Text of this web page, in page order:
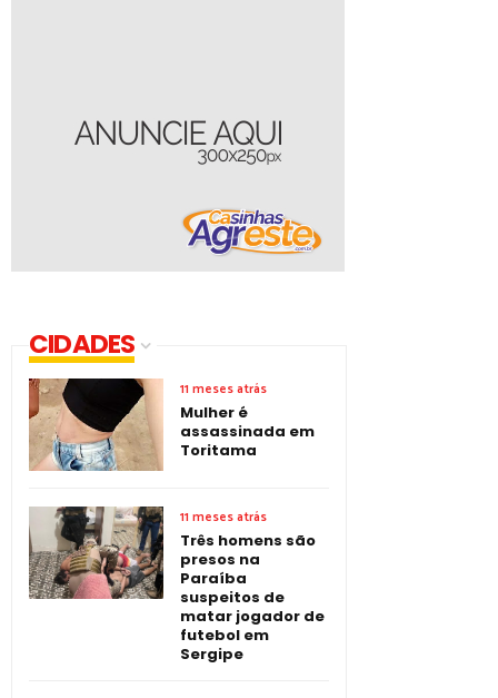
CIDADES
11 meses atrás
Mulher é
assassinada em
Toritama
11 meses atrás
Três homens são
presos na
Paraíba
suspeitos de
matar jogador de
futebol em
Sergipe